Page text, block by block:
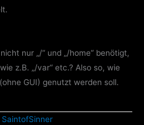
nur „/“ und „/home“ benötigt,
z.B. „/var“ etc.? Also so, wie
GUI) genutzt werden soll.